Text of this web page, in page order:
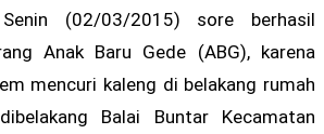
(02/03/2015) sore berhasil
Anak Baru Gede (ABG), karena
mencuri kaleng di belakang rumah
Balai Buntar Kecamatan